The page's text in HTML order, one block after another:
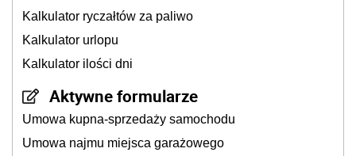
Kalkulator ryczałtów za paliwo
Kalkulator urlopu
Kalkulator ilości dni
Aktywne formularze
Umowa kupna-sprzedaży samochodu
Umowa najmu miejsca garażowego